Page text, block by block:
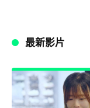
最新影片